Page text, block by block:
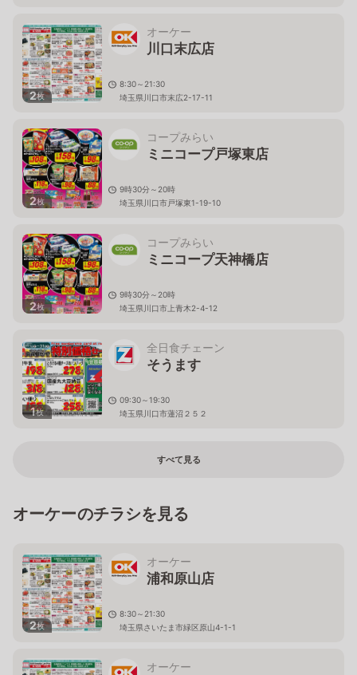
2枚
オーケー
川口末広店
8:30～21:30
埼玉県川口市末広2-17-11
2枚
コープみらい
ミニコープ戸塚東店
9時30分～20時
埼玉県川口市戸塚東1-19-10
2枚
コープみらい
ミニコープ天神橋店
9時30分～20時
埼玉県川口市上青木2-4-12
1枚
全日食チェーン
そうます
09:30～19:30
埼玉県川口市蓮沼２５２
すべて見る
オーケーのチラシを見る
2枚
オーケー
浦和原山店
8:30～21:30
埼玉県さいたま市緑区原山4-1-1
オーケー